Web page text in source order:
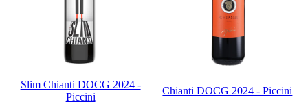
Slim Chianti DOCG 2024 -
Piccini
Chianti DOCG 2024 - Piccini